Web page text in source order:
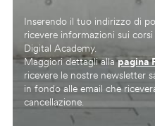
Inserendo il tuo indirizzo di
ricevere informazioni sui
Digital Academy.
Maggiori dettagli allapagina
ricevere le nostre newsletter
in fondo alle email che
cancellazione.